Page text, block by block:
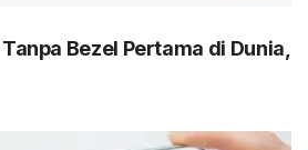
Bezel Pertama di Dunia,